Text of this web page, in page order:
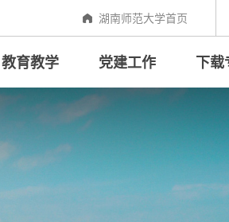
湖南师范大学首页
教育教学 党建工作 下载